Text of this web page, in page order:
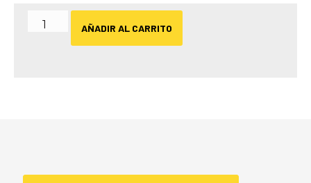
AÑADIR AL CARRITO